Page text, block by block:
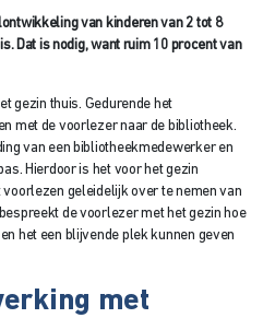
van kinderen van 2 tot 8
Dat is nodig, want ruim 10 procent van
gezin thuis. Gedurende het
met de voorlezer naar de bibliotheek.
van een bibliotheekmedewerker en
Hierdoor is het voor het gezin
geleidelijk over te nemen van
de voorlezer met het gezin hoe
het een blijvende plek kunnen geven
met